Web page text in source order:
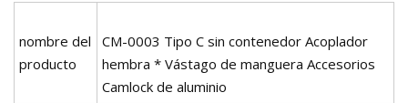
nombre del
producto
CM-0003 Tipo C sin contenedor Acoplador
hembra * Vástago de manguera Accesorios
Camlock de aluminio